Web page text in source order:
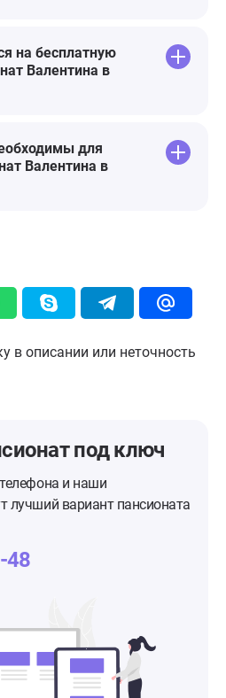
на бесплатную
Валентина в
для
Валентина в
в описании или неточность
под ключ
и наши
лучший вариант пансионата
48